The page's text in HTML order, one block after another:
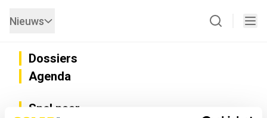
Nieuws
Dossiers
Agenda
Snel naar